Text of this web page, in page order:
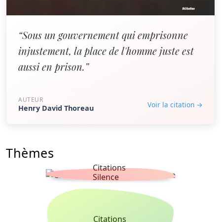
“Sous un gouvernement qui emprisonne
injustement, la place de l'homme juste est
aussi en prison.”
AUTEUR
Henry David Thoreau Voir la citation →
Thèmes
Citations
Silence
Citations